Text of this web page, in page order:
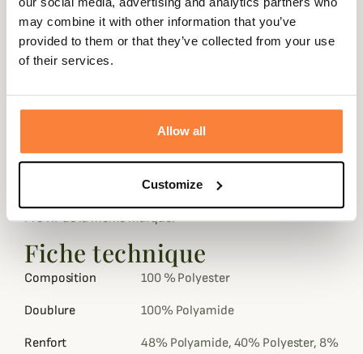
may combine it with other information that you’ve
provided to them or that they’ve collected from your use
of their services.
Allow all
Customize
pratique. Deux poches à rabat avec rangements pour
munitions permettent d'avoir tout à porté de mains et
rapidement. A l'arrière, retrouvez une poche carnier
zippée pour y glisser objets ou gibier.
Sa matière silencieuse vous permet une totale discrétion
lorsque vous évoluez dans des environnements boisés
mais vous permet une bonne visibilité auprès des autres
chasseurs selon le coloris choisi.
Pour plus de chaleur, optez pour le modèle
Pro RF de la même marque.
Fiche technique
Composition 100 % Polyester
Doublure 100% Polyamide
Renfort
48% Polyamide, 40% Polyester, 8%